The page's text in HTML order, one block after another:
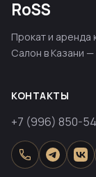
RoSS
Прокат и аренда
Салон в Казани —
КОНТАКТЫ
+7 (996) 850-